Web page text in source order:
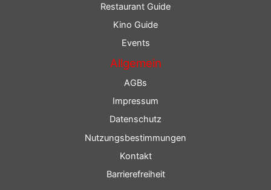
Restaurant Guide
Kino Guide
Events
Allgemein
AGBs
Impressum
Datenschutz
Nutzungsbestimmungen
Kontakt
Barrierefreiheit